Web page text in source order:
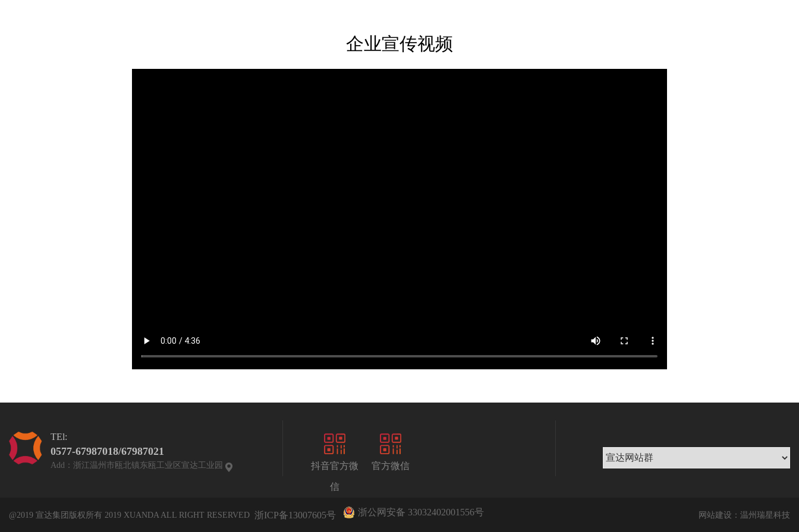
企业宣传视频
TEl:
0577-67987018/67987021
Add：浙江温州市瓯北镇东瓯工业区宣达工业园 抖音官方微
信
官方微信
@2019 宣达集团版权所有 2019 XUANDA ALL RIGHT RESERVED 浙ICP备13007605号 浙公网安备 33032402001556号 网站建设：温州瑞星科技